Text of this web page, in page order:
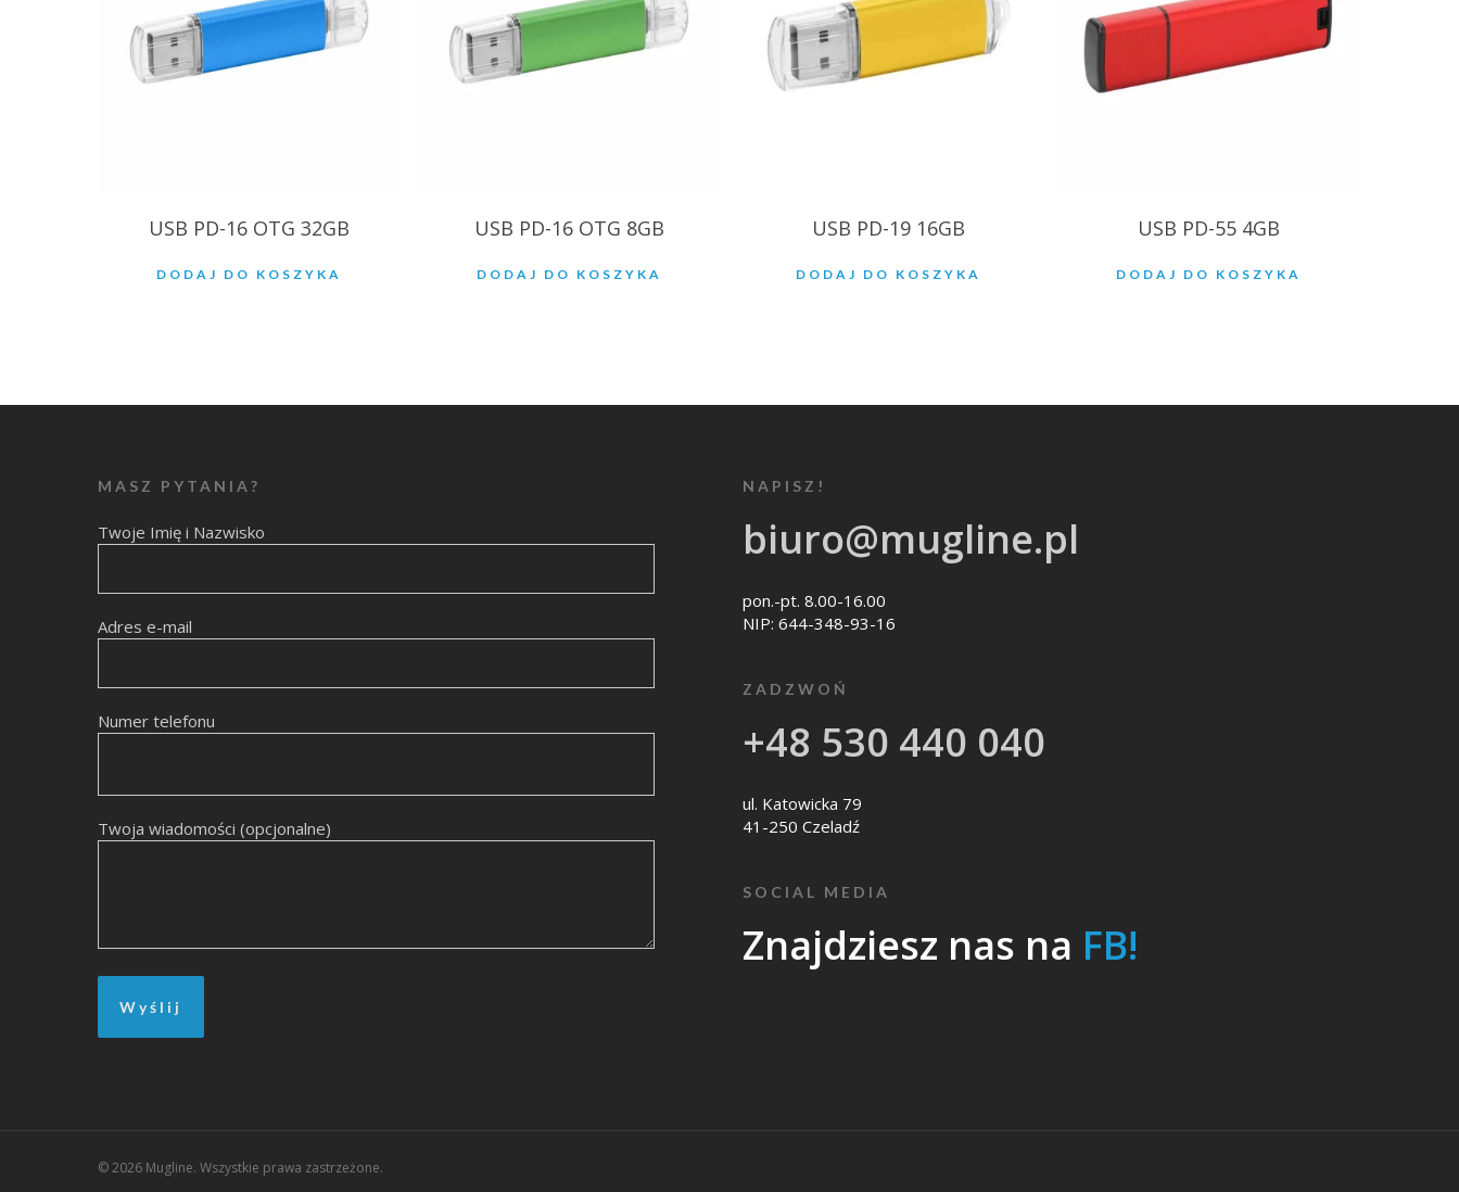
25.01zł
USB PD-16 OTG 32GB
DODAJ DO KOSZYKA
21.36zł
USB PD-16 OTG 8GB
DODAJ DO KOSZYKA
22.60zł
USB PD-19 16GB
DODAJ DO KOSZYKA
18.64zł
USB PD-55 4GB
DODAJ DO KOSZYKA
MASZ PYTANIA?
Twoje Imię i Nazwisko
Adres e-mail
Numer telefonu
Twoja wiadomości (opcjonalne)
NAPISZ!
biuro@mugline.pl
pon.-pt. 8.00-16.00
NIP: 644-348-93-16
ZADZWOŃ
+48 530 440 040
ul. Katowicka 79
41-250 Czeladź
SOCIAL MEDIA
Znajdziesz nas na FB!
© 2026 Mugline. Wszystkie prawa zastrzeżone.